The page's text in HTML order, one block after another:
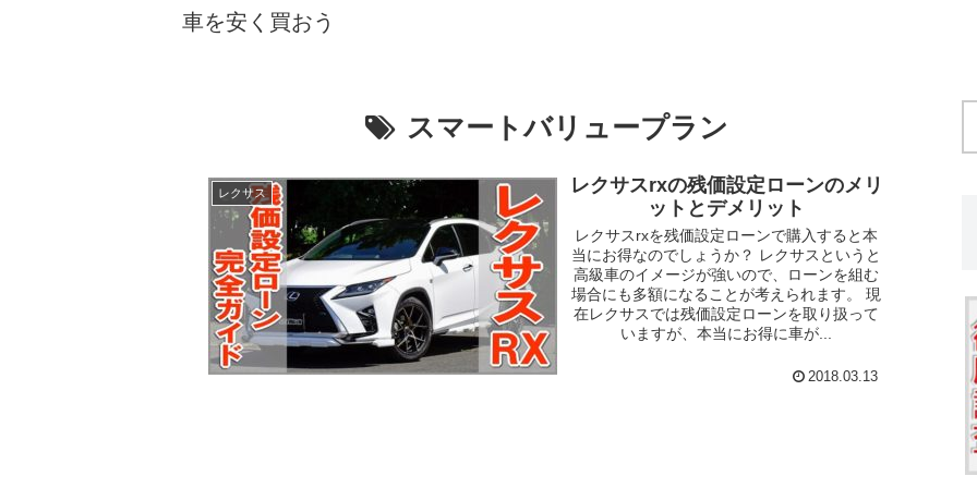
車を安く買おう
スマートバリュープラン
レクサス
レクサスrxの残価設定ローンのメリ
ットとデメリット
レクサスrxを残価設定ローンで購入すると本
当にお得なのでしょうか？ レクサスというと
高級車のイメージが強いので、ローンを組む
場合にも多額になることが考えられます。 現
在レクサスでは残価設定ローンを取り扱って
いますが、本当にお得に車が...
2018.03.13